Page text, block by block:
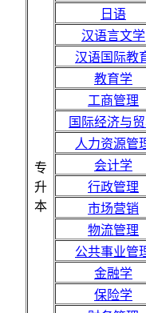
专
升
本
日语
汉语言文学
汉语国际教
教育学
工商管理
国际经济与
人力资源管
会计学
行政管理
市场营销
物流管理
公共事业管
金融学
保险学